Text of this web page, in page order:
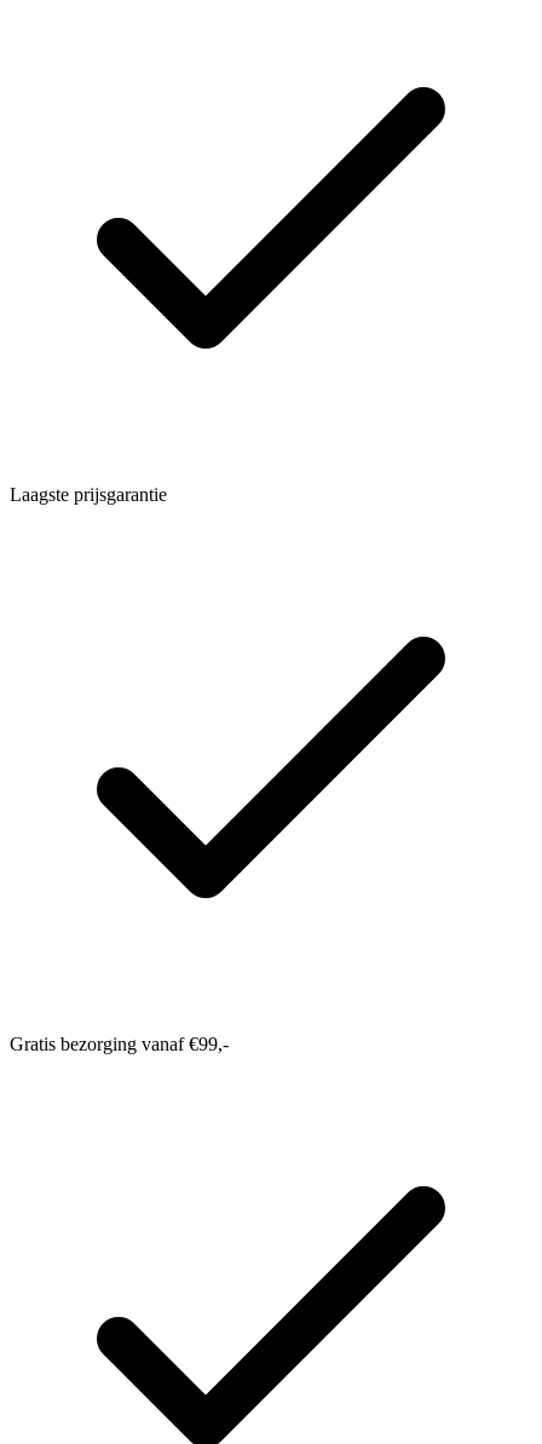
Laagste prijsgarantie
Gratis bezorging vanaf €99,-